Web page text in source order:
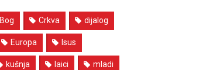
Bog Crkva dijalog
Europa Isus
kušnja laici mladi